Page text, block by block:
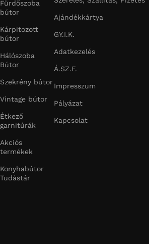
Fürdőszoba
bútor
Kárpitozott
bútor
Hálószoba
Bútor
Szekrény bútor
Vintage bútor
Étkező
garnitúrák
Akciós
termékek
Konyhabútor
Tudástár
Ajándékkártya
GY.I.K.
Adatkezelés
Á.SZ.F.
Impresszum
Pályázat
Kapcsolat